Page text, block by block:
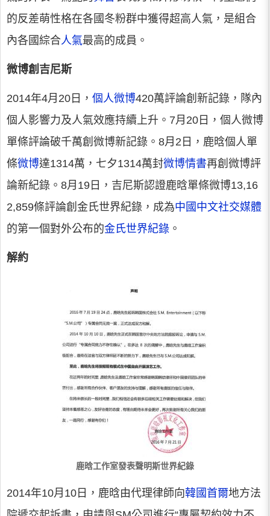
的反差萌性格在各國冬粉群中獲得超高人氣，是組合
內各國綜合人氣最高的成員。
微博創吉尼斯
2014年4月20日， 個人微博420萬評論創新記錄，隊內
個人影響力及人氣效應持續上升。7月20日，個人微博
單條評論破千萬創微博新記錄。8月2日，鹿晗個人單
條微博達1314萬，七夕1314萬封微博情書再創微博評
論新紀錄。8月19日，吉尼斯認證鹿晗單條微博13,16
2,859條評論創金氏世界紀錄，成為中國中文社交媒體
的第一個對外公布的金氏世界紀錄 。
解約
鹿晗工作室發表聲明斯世界紀錄
2014年10月10日，鹿晗由代理律師向韓國 首爾地方法